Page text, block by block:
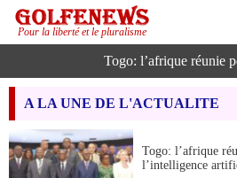
Pour la liberté et le pluralisme
Togo: l’afrique réunie
A LA UNE DE L'ACTUALITE
Togo: l’afrique
l’intelligence